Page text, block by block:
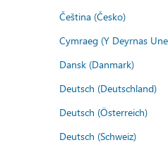
Čeština (Česko)
Cymraeg (Y Deyrnas
Dansk (Danmark)
Deutsch (Deutschland)
Deutsch (Österreich)
Deutsch (Schweiz)